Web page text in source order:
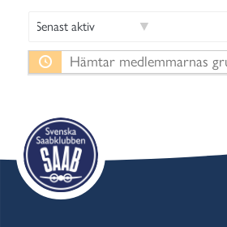
e
r
a
Hämtar medlemmarnas